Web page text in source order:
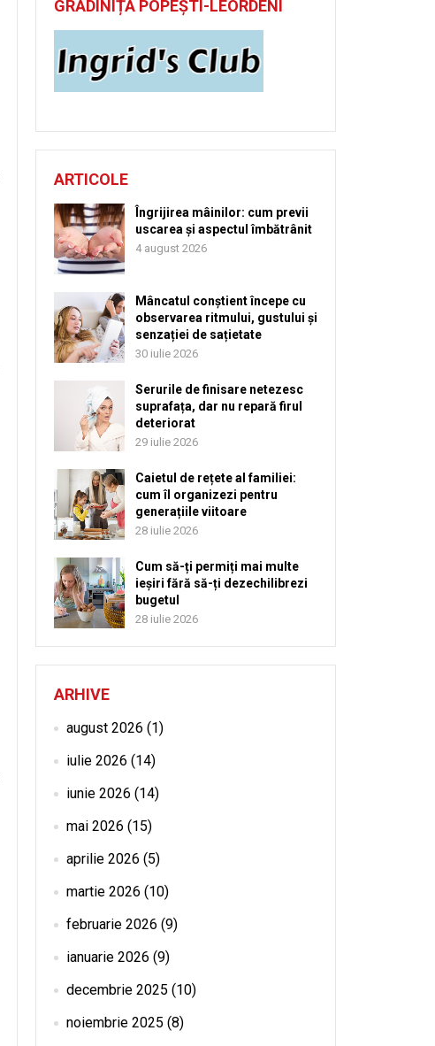
GRĂDINIȚĂ POPEȘTI-LEORDENI
ARTICOLE
Îngrijirea mâinilor: cum previi
uscarea și aspectul îmbătrânit
4 august 2026
Mâncatul conștient începe cu
observarea ritmului, gustului și
senzației de sațietate
30 iulie 2026
Serurile de finisare netezesc
suprafața, dar nu repară firul
deteriorat
29 iulie 2026
Caietul de rețete al familiei:
cum îl organizezi pentru
generațiile viitoare
28 iulie 2026
Cum să-ți permiți mai multe
ieșiri fără să-ți dezechilibrezi
bugetul
28 iulie 2026
ARHIVE
august 2026 (1)
iulie 2026 (14)
iunie 2026 (14)
mai 2026 (15)
aprilie 2026 (5)
martie 2026 (10)
februarie 2026 (9)
ianuarie 2026 (9)
decembrie 2025 (10)
noiembrie 2025 (8)